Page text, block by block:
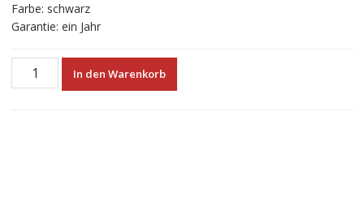
Farbe: schwarz
Garantie: ein Jahr
Neuer
In den Warenkorb